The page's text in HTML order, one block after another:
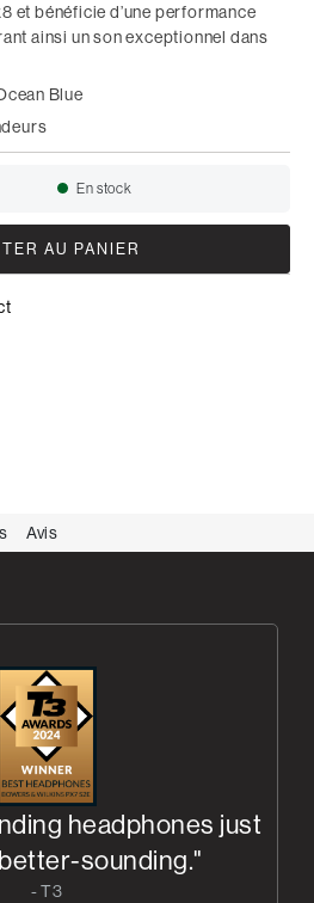
et bénéficie d’une performance
ainsi un son exceptionnel dans
Blue
Disponibilité:
En stock
AU PANIER
Avis
headphones just
sounding."
- T3